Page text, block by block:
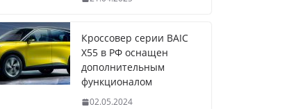
Кроссовер серии BAIC
X55 в РФ оснащен
дополнительным
функционалом
02.05.2024